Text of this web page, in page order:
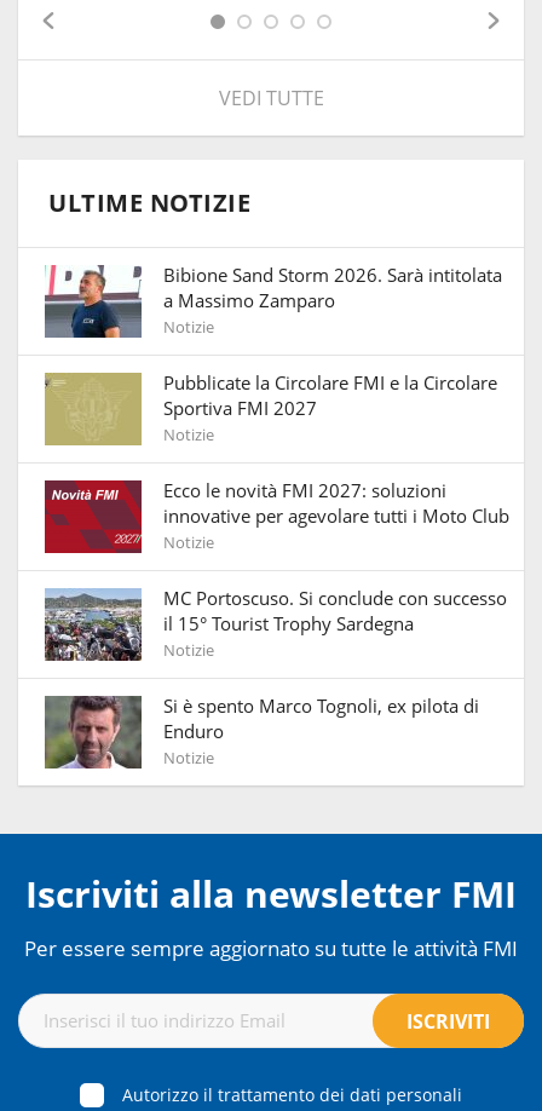
VEDI TUTTE
ULTIME NOTIZIE
Bibione Sand Storm 2026. Sarà intitolata
a Massimo Zamparo
Notizie
Pubblicate la Circolare FMI e la Circolare
Sportiva FMI 2027
Notizie
Ecco le novità FMI 2027: soluzioni
innovative per agevolare tutti i Moto Club
Notizie
MC Portoscuso. Si conclude con successo
il 15° Tourist Trophy Sardegna
Notizie
Si è spento Marco Tognoli, ex pilota di
Enduro
Notizie
Iscriviti alla newsletter FMI
Per essere sempre aggiornato su tutte le attività FMI
Autorizzo il trattamento dei dati personali